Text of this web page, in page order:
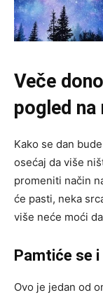
Veče
pogled
Kako se dan
osećaj da više
promeniti način
će pasti, neka
više neće moći
Pamtiće se
Ovo je jedan od